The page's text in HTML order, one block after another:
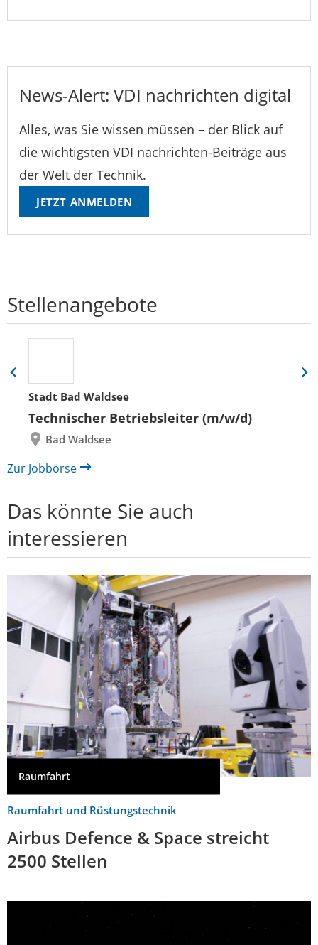
News-Alert: VDI nachrichten digital
Alles, was Sie wissen müssen – der Blick auf
die wichtigsten VDI nachrichten-Beiträge aus
der Welt der Technik.
JETZT ANMELDEN
Stellenangebote
Stadt Bad Waldsee
Technischer Betriebsleiter (m/w/d)
Bad Waldsee
Folie
zurück
Eine
Zur Jobbörse
Das könnte Sie auch
interessieren
Raumfahrt
Raumfahrt und Rüstungstechnik
Airbus Defence & Space streicht
2500 Stellen